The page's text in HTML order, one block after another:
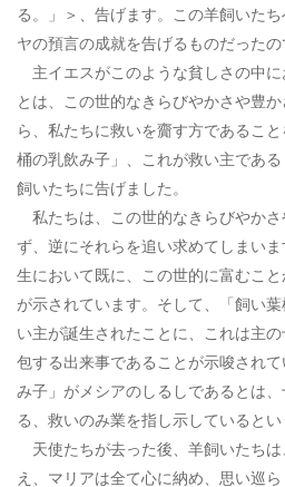
る。」＞、告げます。この羊飼いた
ヤの預言の成就を告げるものだったの
主イエスがこのような貧しさの中
とは、この世的なきらびやかさや豊
ら、私たちに救いを齎す方であるこ
桶の乳飲み子」、これが救い主であ
飼いたちに告げました。
私たちは、この世的なきらびやか
ず、逆にそれらを追い求めてしまい
生において既に、この世的に富むこ
が示されています。そして、「飼い
い主が誕生されたことに、これは主
包する出来事であることが示唆され
み子」がメシアのしるしであるとは
る、救いのみ業を指し示しているとい
天使たちが去った後、羊飼いたち
え、マリアは全て心に納め、思い巡